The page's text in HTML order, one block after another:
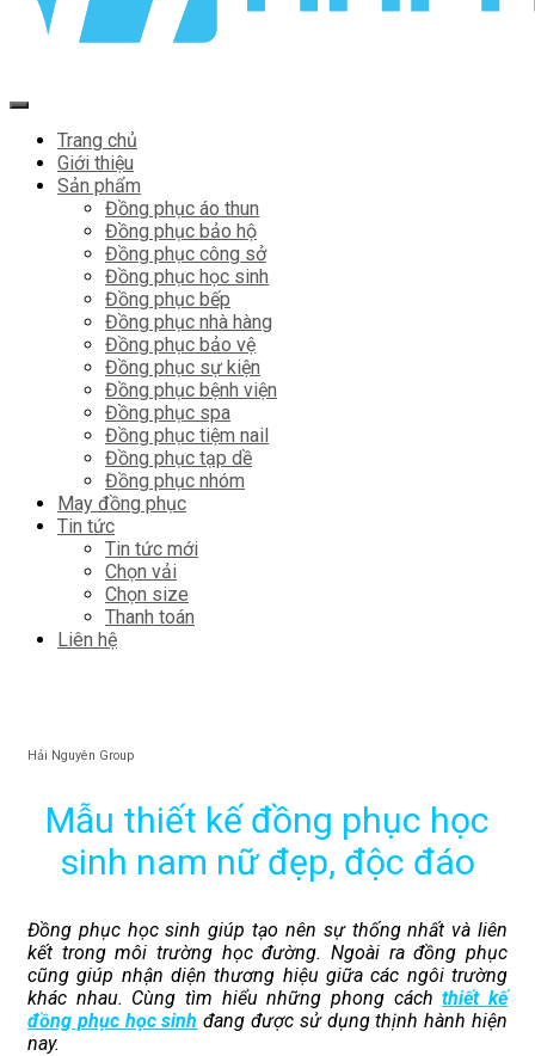
Trang chủ
Giới thiệu
Sản phẩm
Đồng phục áo thun
Đồng phục bảo hộ
Đồng phục công sở
Đồng phục học sinh
Đồng phục bếp
Đồng phục nhà hàng
Đồng phục bảo vệ
Đồng phục sự kiện
Đồng phục bệnh viện
Đồng phục spa
Đồng phục tiệm nail
Đồng phục tạp dề
Đồng phục nhóm
May đồng phục
Tin tức
Tin tức mới
Chọn vải
Chọn size
Thanh toán
Liên hệ
Hải Nguyên Group
Mẫu thiết kế đồng phục học
sinh nam nữ đẹp, độc đáo
Đồng phục học sinh giúp tạo nên sự thống nhất và liên
kết trong môi trường học đường. Ngoài ra đồng phục
cũng giúp nhận diện thương hiệu giữa các ngôi trường
khác nhau. Cùng tìm hiểu những phong cáchthiết kế
đồng phục học sinh đang được sử dụng thịnh hành hiện
nay.